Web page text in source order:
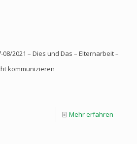
08/2021 – Dies und Das – Elternarbeit –
kommunizieren
Mehr erfahren